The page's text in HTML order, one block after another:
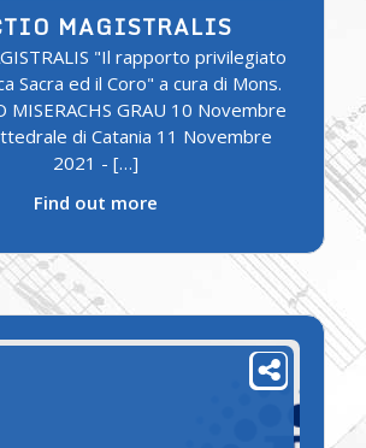
MAGISTRALIS
"Il rapporto privilegiato
Sacra ed il Coro" a cura di Mons.
MISERACHS GRAU 10 Novembre
di Catania 11 Novembre
2021 - […]
Find out more